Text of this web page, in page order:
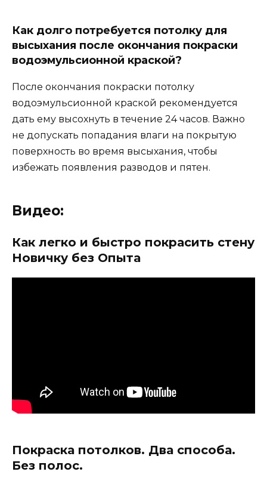
Как долго потребуется потолку для
высыхания после окончания покраски
водоэмульсионной краской?
После окончания покраски потолку
водоэмульсионной краской рекомендуется
дать ему высохнуть в течение 24 часов. Важно
не допускать попадания влаги на покрытую
поверхность во время высыхания, чтобы
избежать появления разводов и пятен.
Видео:
Как легко и быстро покрасить стену
Новичку без Опыта
Покраска потолков. Два способа.
Без полос.